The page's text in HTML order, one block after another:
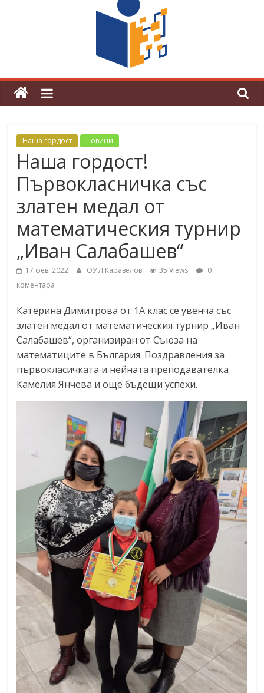
граници“
Магията на Андерсен оживя в ОУ
„Любен Каравелов“
Наша гордост новини
Наша гордост!
Първокласничка със
златен медал от
математическия турнир
„Иван Салабашев“
17 фев. 2022 ОУ Л.Каравелов 35 Views
0
коментара
Катерина Димитрова от 1А клас се увенча със
златен медал от математическия турнир „Иван
Салабашев“, организиран от Съюза на
математиците в България. Поздравления за
първокласичката и нейната преподавателка
Камелия Янчева и още бъдещи успехи.